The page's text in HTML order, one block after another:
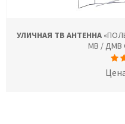
УЛИЧНАЯ ТВ АНТЕННА
МВ / ДМВ